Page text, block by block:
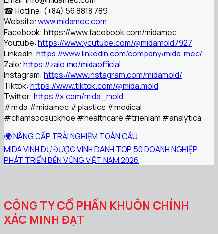
☎ Hotline: (+84) 56 8818 789
Website: www.midamec.com
Facebook: https://www.facebook.com/midamec
Youtube: https://www.youtube.com/@midamold7927
LinkedIn: https://www.linkedin.com/company/mida-mec/
Zalo: https://zalo.me/midaofficial
Instagram: https://www.instagram.com/midamold/
Tiktok: https://www.tiktok.com/@mida.mold
Twitter: https://x.com/mida_mold
#mida #midamec#plastics #medical
#chamsocsuckhoe #healthcare #trienlam #analytica
🌍 NÂNG CẤP TRẢI NGHIỆM TOÀN CẦU
MIDA VINH DỰ ĐƯỢC VINH DANH TOP 50 DOANH NGHIỆP
PHÁT TRIỂN BỀN VỮNG VIỆT NAM 2026
CÔNG TY CỔ PHẦN KHUÔN CHÍNH
XÁC MINH ĐẠT